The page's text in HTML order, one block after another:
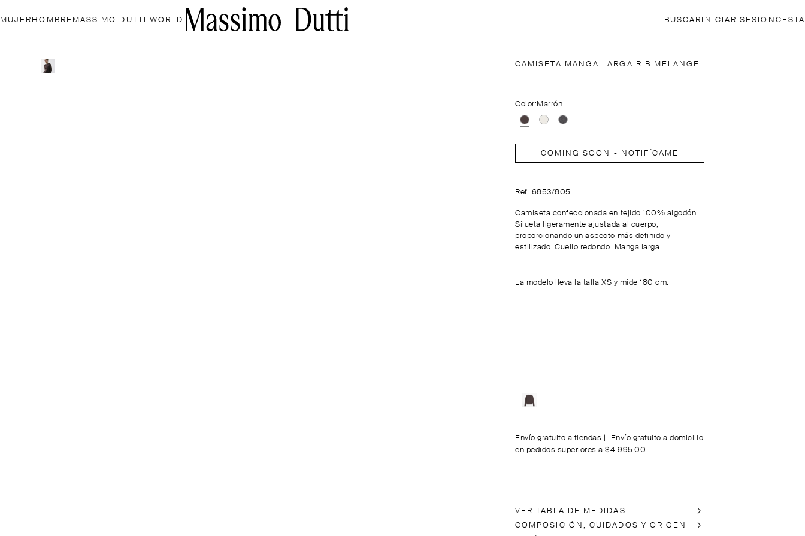
MUJER HOMBRE MASSIMO DUTTI WORLD BUSCAR INICIAR SESIÓN CESTA
CAMISETA MANGA LARGA RIB MELANGE
Color: Marrón
COMING SOON - NOTIFÍCAME
Ref. 6853/805
Camiseta confeccionada en tejido 100% algodón.
Silueta ligeramente ajustada al cuerpo,
proporcionando un aspecto más definido y
estilizado. Cuello redondo. Manga larga.
La modelo lleva la talla XS y mide 180 cm.
Envío gratuito a tiendas
Envío gratuito a domicilio
en pedidos superiores a $4.995,00.
VER TABLA DE MEDIDAS
COMPOSICIÓN, CUIDADOS Y ORIGEN